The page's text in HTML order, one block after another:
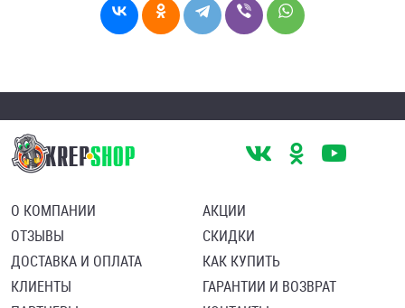
О КОМПАНИИ
ОТЗЫВЫ
ДОСТАВКА И ОПЛАТА
КЛИЕНТЫ
АКЦИИ
СКИДКИ
КАК КУПИТЬ
ГАРАНТИИ И ВОЗВРАТ